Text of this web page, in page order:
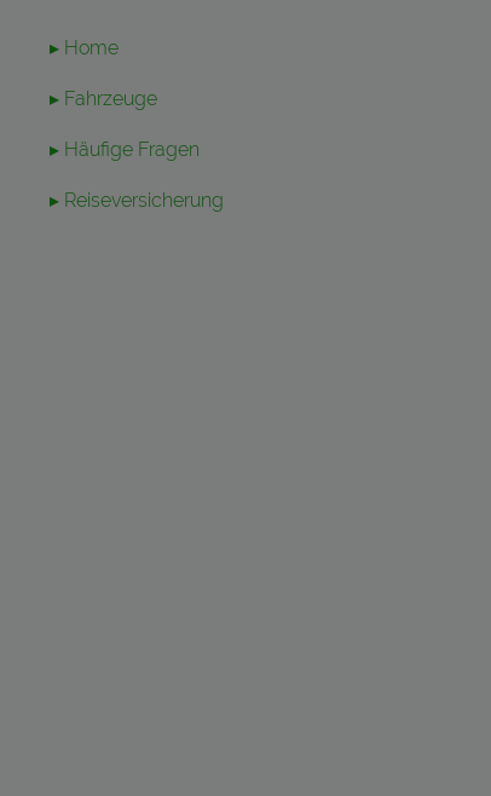
▸ Home
▸ Fahrzeuge
▸ Häufige Fragen
▸ Reiseversicherung